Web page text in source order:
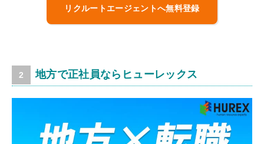
リクルートエージェントへ無料登録
地方で正社員ならヒューレックス